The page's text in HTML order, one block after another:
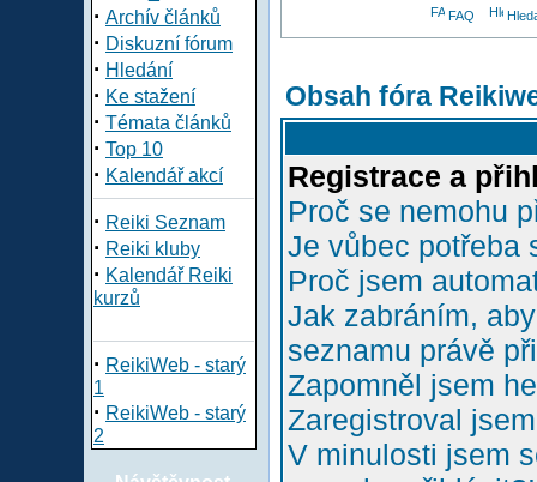
· Archív článků
· Diskuzní fórum
· Hledání
· Ke stažení
· Témata článků
· Top 10
· Kalendář akcí
· Reiki Seznam
· Reiki kluby
· Kalendář Reiki
kurzů
· ReikiWeb - starý
1
· ReikiWeb - starý
2
FAQ
Obsah fóra
Registrace a
Proč se nemohu
Je vůbec potřeba
Proč jsem
Jak zabráním,
seznamu právě
Zapomněl jsem
Zaregistroval
V minulosti jsem